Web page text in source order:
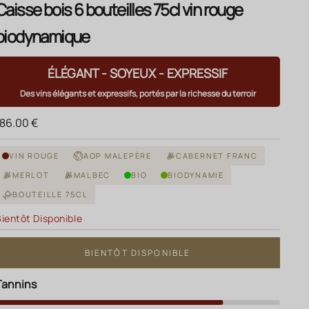
bois 6 bouteilles 75cl vin rouge
ÉLÉGANT - SOYEUX - EXPRESSIF
Des vins élégants et expressifs, portés par la richesse du terroir
de vente
€
VIN ROUGE AOP MALEPÈRE
CABERNET FRANC
MERLOT
MALBEC BIO
BIODYNAMIE
BOUTEILLE 75CL
Disponible
BIENTÔT DISPONIBLE